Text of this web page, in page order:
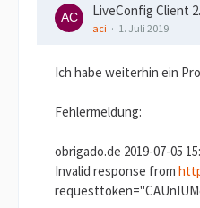
LiveConfig Client
aci 1. Juli 2019
Ich habe weiterhin ein
Fehlermeldung:
obrigado.de 2019-07-05
Invalid response from